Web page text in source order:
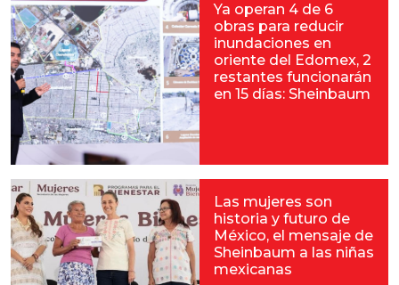
Ya operan 4 de 6
obras para reducir
inundaciones en
oriente del Edomex, 2
restantes funcionarán
en 15 días: Sheinbaum
Las mujeres son
historia y futuro de
México, el mensaje de
Sheinbaum a las niñas
mexicanas